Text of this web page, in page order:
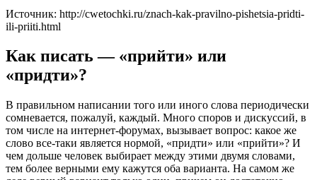
Источник: http://cwetochki.ru/znach-kak-pravilno-pishetsia-pridti-
ili-priiti.html
Как писать — «прийти» или
«придти»?
В правильном написании того или иного слова периодически
сомневается, пожалуй, каждый. Много споров и дискуссий, в
том числе на интернет-форумах, вызывает вопрос: какое же
слово все-таки является нормой, «придти» или «прийти»? И
чем дольше человек выбирает между этими двумя словами,
тем более верными ему кажутся оба варианта. На самом же